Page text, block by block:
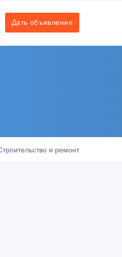
Дать объявление
и ремонт